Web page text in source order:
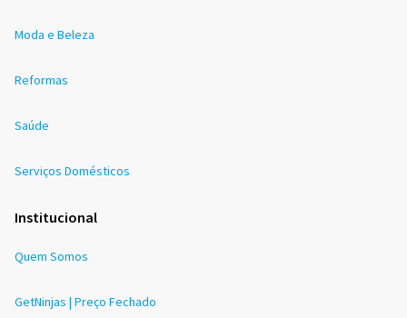
Moda e Beleza
Reformas
Saúde
Serviços Domésticos
Institucional
Quem Somos
GetNinjas | Preço Fechado